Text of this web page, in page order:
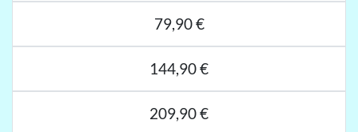
79,90 €
144,90 €
209,90 €